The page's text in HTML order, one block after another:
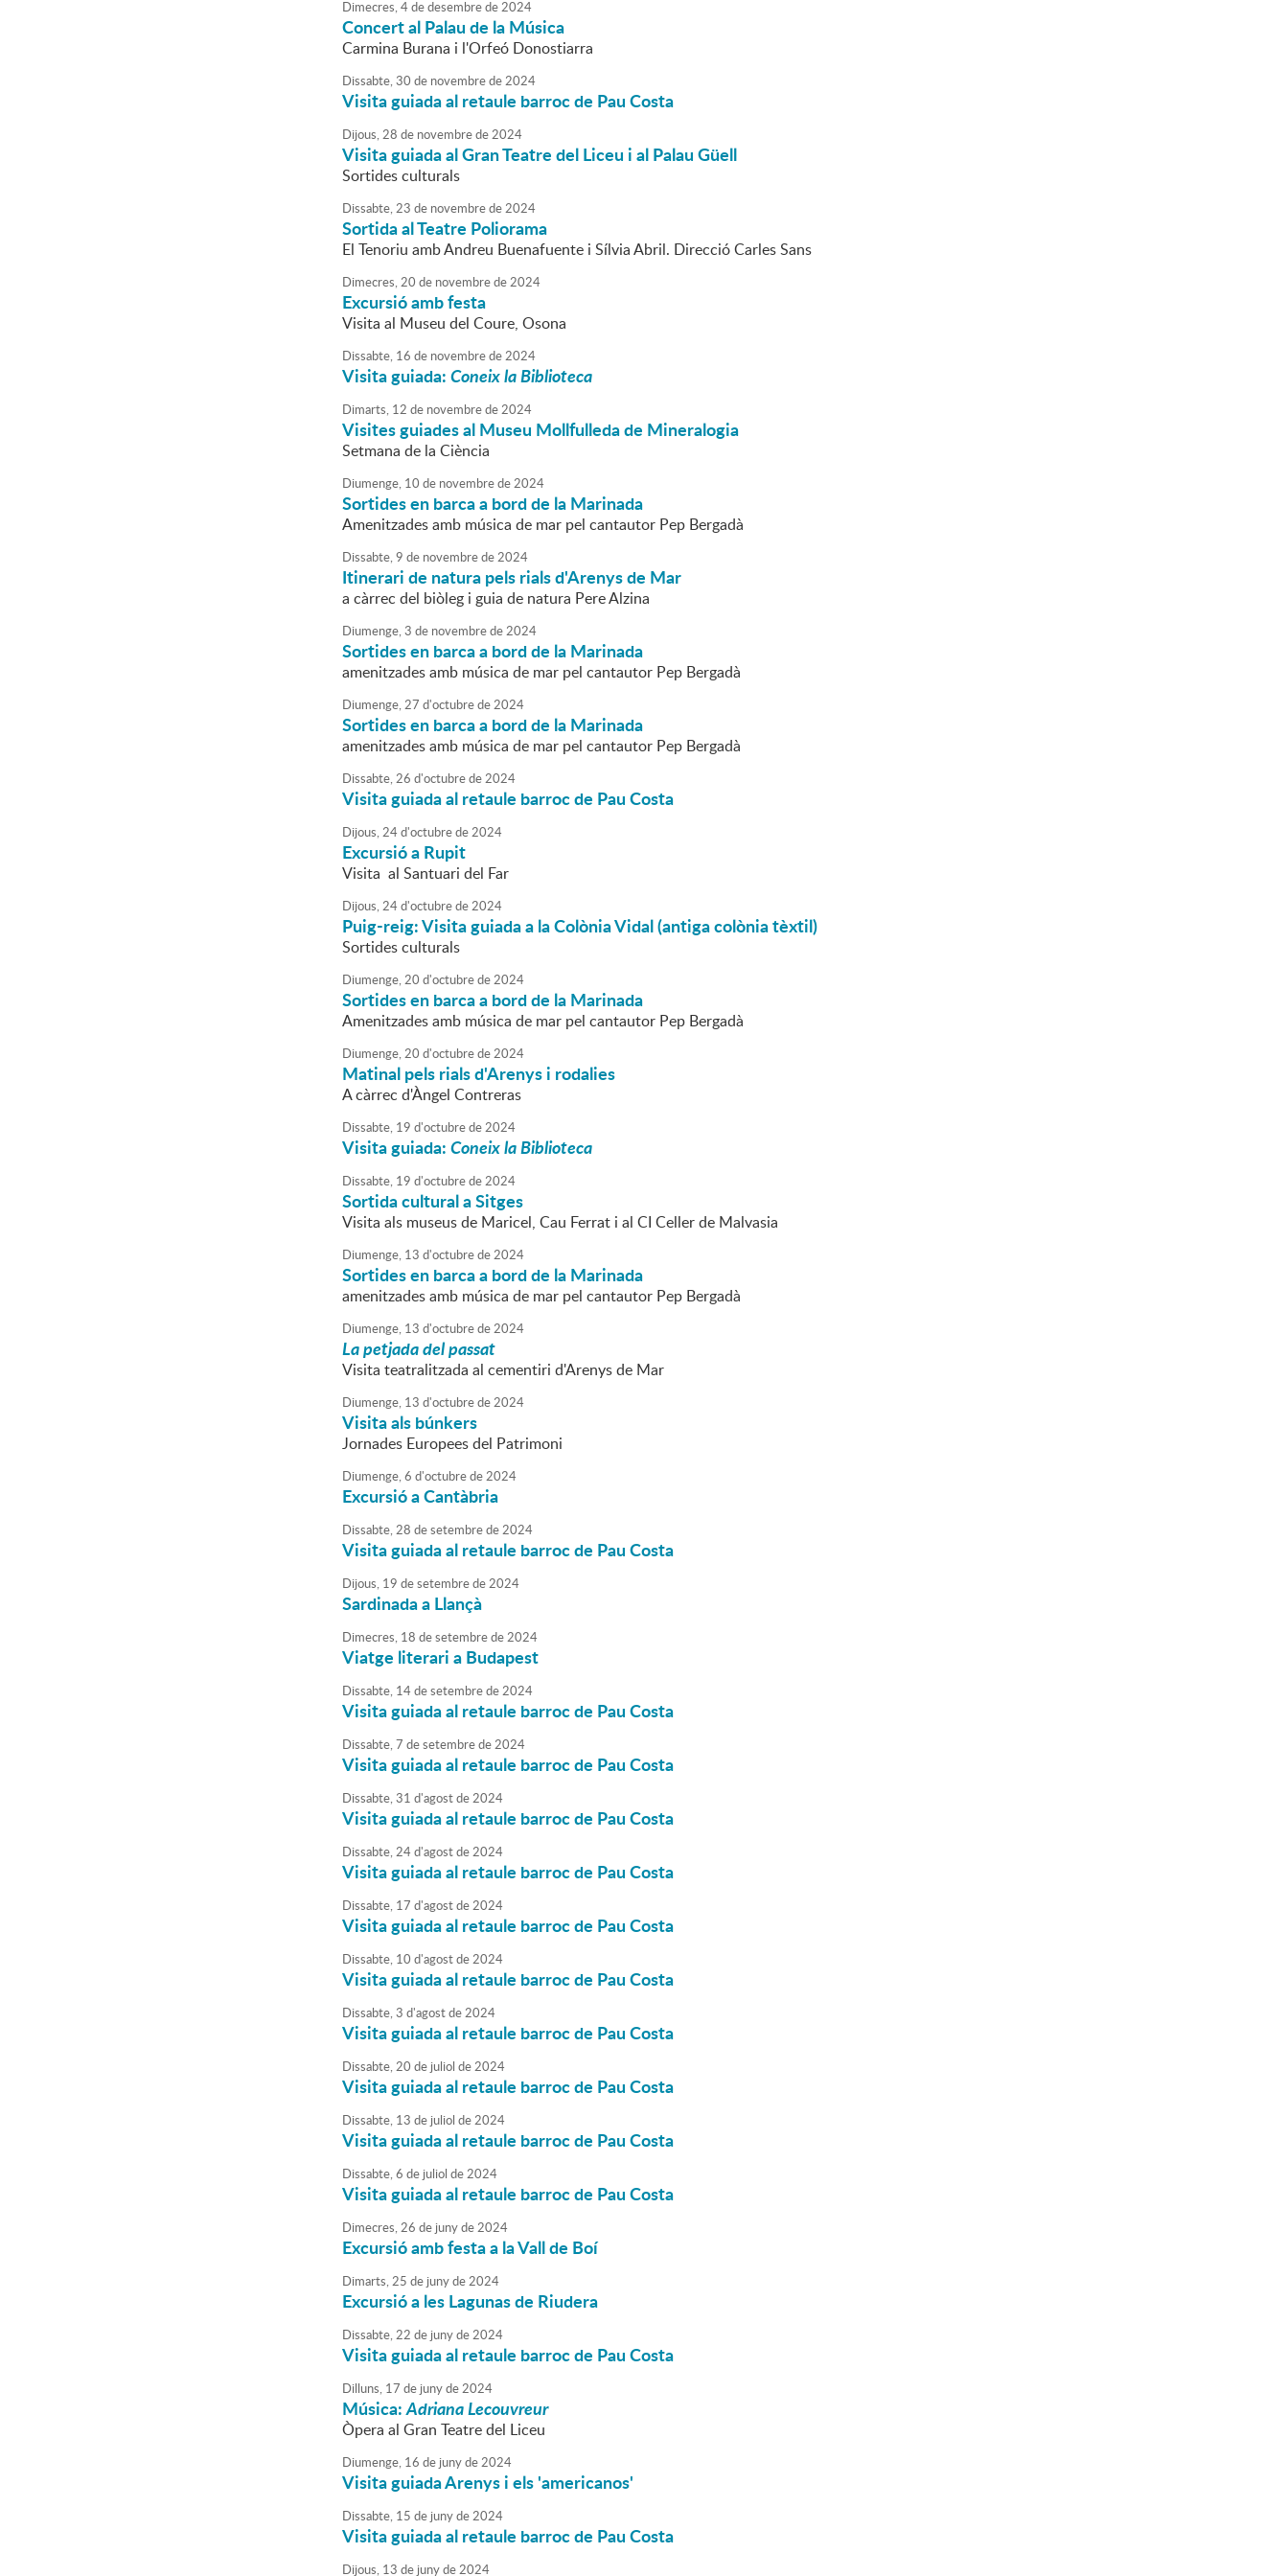
Dimecres,4dedesembrede2024
Concert al Palau de la Música
Carmina Burana i l'Orfeó Donostiarra
Dissabte,30 de novembrede2024
Visita guiada al retaule barroc de Pau Costa
Dijous,28 de novembrede2024
Visita guiada al Gran Teatre del Liceu i al Palau Güell
Sortides culturals
Dissabte,23 de novembrede2024
Sortida al Teatre Poliorama
El Tenoriu amb Andreu Buenafuente i Sílvia Abril. Direcció Carles Sans
Dimecres,20 de novembrede2024
Excursió amb festa
Visita al Museu del Coure, Osona
Dissabte, 16 de novembrede2024
Visita guiada:Coneix la Biblioteca
Dimarts, 12 de novembrede2024
Visites guiades al Museu Mollfulleda de Mineralogia
Setmana de la Ciència
Diumenge, 10 de novembrede2024
Sortides en barca a bord de la Marinada
Amenitzades amb música de mar pel cantautor Pep Bergadà
Dissabte,9 de novembrede2024
Itinerari de natura pels rials d'Arenys de Mar
a càrrec del biòleg i guia de natura Pere Alzina
Diumenge,3 de novembrede2024
Sortides en barca a bord de la Marinada
amenitzades amb música de mar pel cantautor Pep Bergadà
Diumenge,27 d'octubrede2024
Sortides en barca a bord de la Marinada
amenitzades amb música de mar pel cantautor Pep Bergadà
Dissabte,26 d'octubrede2024
Visita guiada al retaule barroc de Pau Costa
Dijous,24d'octubrede2024
Excursió a Rupit
Visita al Santuari del Far
Dijous,24d'octubrede2024
Puig-reig: Visita guiada a la Colònia Vidal (antiga colònia tèxtil)
Sortides culturals
Diumenge,20 d'octubrede2024
Sortides en barca a bord de la Marinada
Amenitzades amb música de mar pel cantautor Pep Bergadà
Diumenge,20 d'octubrede2024
Matinal pels rials d'Arenys i rodalies
A càrrec d'Àngel Contreras
Dissabte, 19 d'octubrede2024
Visita guiada:Coneix la Biblioteca
Dissabte, 19 d'octubrede2024
Sortida cultural a Sitges
Visita als museus de Maricel, Cau Ferrat i al CI Celler de Malvasia
Diumenge, 13 d'octubrede2024
Sortides en barca a bord de la Marinada
amenitzades amb música de mar pel cantautor Pep Bergadà
Diumenge, 13 d'octubrede2024
La petjada del passat
Visita teatralitzada al cementiri d'Arenys de Mar
Diumenge, 13 d'octubrede2024
Visita als búnkers
Jornades Europees del Patrimoni
Diumenge,6 d'octubrede2024
Excursió a Cantàbria
Dissabte,28 desetembrede2024
Visita guiada al retaule barroc de Pau Costa
Dijous, 19 desetembrede2024
Sardinada a Llançà
Dimecres, 18 desetembrede2024
Viatge literari a Budapest
Dissabte, 14desetembrede2024
Visita guiada al retaule barroc de Pau Costa
Dissabte,7 desetembrede2024
Visita guiada al retaule barroc de Pau Costa
Dissabte,31 d'agostde2024
Visita guiada al retaule barroc de Pau Costa
Dissabte,24d'agostde2024
Visita guiada al retaule barroc de Pau Costa
Dissabte, 17 d'agostde2024
Visita guiada al retaule barroc de Pau Costa
Dissabte, 10 d'agostde2024
Visita guiada al retaule barroc de Pau Costa
Dissabte,3 d'agostde2024
Visita guiada al retaule barroc de Pau Costa
Dissabte,20 de juliol de2024
Visita guiada al retaule barroc de Pau Costa
Dissabte, 13 de juliol de2024
Visita guiada al retaule barroc de Pau Costa
Dissabte,6 de juliol de2024
Visita guiada al retaule barroc de Pau Costa
Dimecres,26 de junyde2024
Excursió amb festa a la Vall de Boí
Dimarts,25 de junyde2024
Excursió a les Lagunas de Riudera
Dissabte,22 de junyde2024
Visita guiada al retaule barroc de Pau Costa
Dilluns, 17 de junyde2024
Música:Adriana Lecouvreur
Òpera al Gran Teatre del Liceu
Diumenge, 16 de junyde2024
Visita guiada Arenys i els 'americanos'
Dissabte, 15 de junyde2024
Visita guiada al retaule barroc de Pau Costa
Dijous, 13 de junyde2024